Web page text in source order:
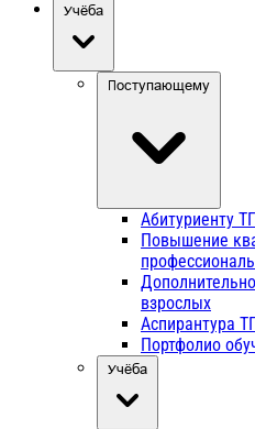
Учёба
Поступающему
Абитуриенту
Повышение
взрослых
Аспирантура
Портфолио
Учёба